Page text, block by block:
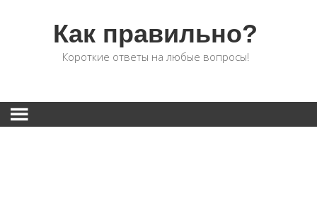
Как правильно?
Короткие ответы на любые вопросы!